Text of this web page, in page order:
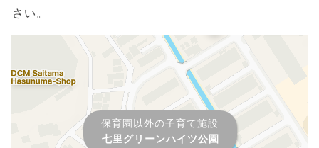
さい。
保育園以外の子育て施設
七里グリーンハイツ公園